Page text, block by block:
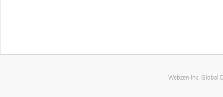
Webzen Inc. Global